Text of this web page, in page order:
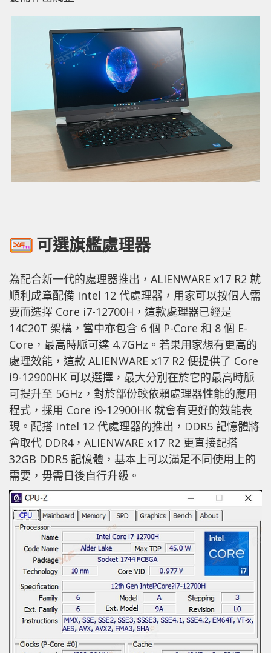
可選旗艦處理器
為配合新一代的處理器推出，ALIENWARE x17 R2 就
順利成章配備 Intel 12 代處理器，用家可以按個人需
要而選擇 Core i7-12700H，這款處理器已經是
14C20T 架構，當中亦包含 6 個 P-Core 和 8 個 E-
Core，最高時脈可達 4.7GHz。若果用家想有更高的
處理效能，這款 ALIENWARE x17 R2 便提供了 Core
i9-12900HK 可以選擇，最大分別在於它的最高時脈
可提升至 5GHz，對於部份較依賴處理器性能的應用
程式，採用 Core i9-12900HK 就會有更好的效能表
現。配搭 Intel 12 代處理器的推出，DDR5 記憶體將
會取代 DDR4，ALIENWARE x17 R2 更直接配搭
32GB DDR5 記憶體，基本上可以滿足不同使用上的
需要，毋需日後自行升級。